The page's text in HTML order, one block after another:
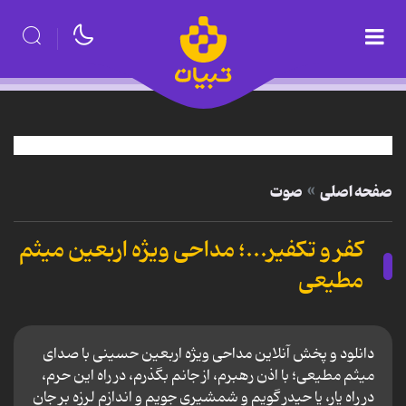
صفحه اصلی صوت
کفر و تکفیر...؛ مداحی ویژه اربعین میثم
مطیعی
دانلود و پخش آنلاین مداحی ویژه اربعین حسینی با صدای
میثم مطیعی؛ با اذن رهبرم، از جانم بگذرم، در راه این حرم،
در راه یار، یا حیدر گویم و شمشیری جویم و اندازم لرزه بر جان